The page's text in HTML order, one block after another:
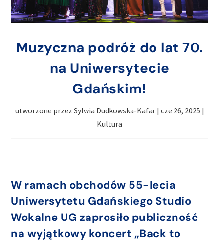
Muzyczna podróż do lat 70.
na Uniwersytecie
Gdańskim!
utworzone przez Sylwia Dudkowska-Kafar| cze 26, 2025 |
Kultura
W ramach obchodów 55-lecia
Uniwersytetu Gdańskiego Studio
Wokalne UG zaprosiło publiczność
na wyjątkowy koncert „Back to